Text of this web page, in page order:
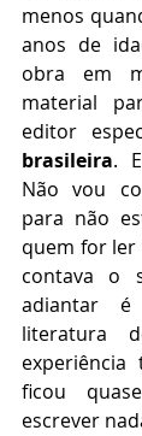
menos
anos de
obra em
material
editor
brasileira.
Não vou
para não
quem for ler
contava o
adiantar
literatura
ficou
escrever